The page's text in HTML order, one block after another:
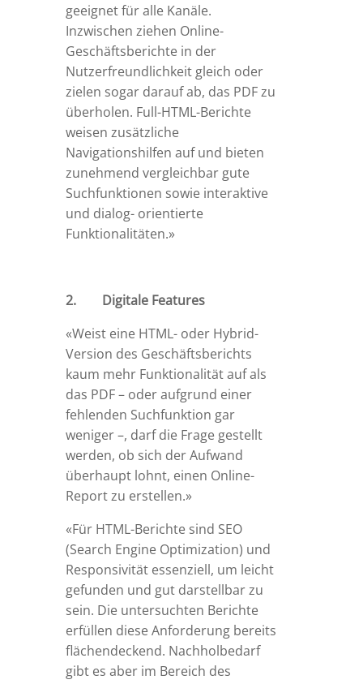
geeignet für alle Kanäle.
Inzwischen ziehen Online-
Geschäftsberichte in der
Nutzerfreundlichkeit gleich oder
zielen sogar darauf ab, das PDF zu
überholen. Full-HTML-Berichte
weisen zusätzliche
Navigationshilfen auf und bieten
zunehmend vergleichbar gute
Suchfunktionen sowie interaktive
und dialog- orientierte
Funktionalitäten.»
2. Digitale Features
«Weist eine HTML- oder Hybrid-
Version des Geschäftsberichts
kaum mehr Funktionalität aufals
das PDF – oder aufgrund einer
fehlenden Suchfunktion gar
weniger –, darf die Frage gestellt
werden, ob sich der Aufwand
überhaupt lohnt, einen Online-
Report zu erstellen.»
«Für HTML-Berichte sind SEO
(Search Engine Optimization) und
Responsivität essenziell, um leicht
gefunden und gut darstellbar zu
sein. Die untersuchten Berichte
erfüllen diese Anforderung bereits
flächendeckend. Nachholbedarf
gibt es aber im Bereich des